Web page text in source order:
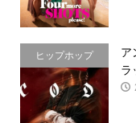
ヒップホップ
ア
ラ